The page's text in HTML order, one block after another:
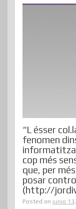
“L ésser
fenomen
cop més
que, per
posar
(http://
Posted on junio